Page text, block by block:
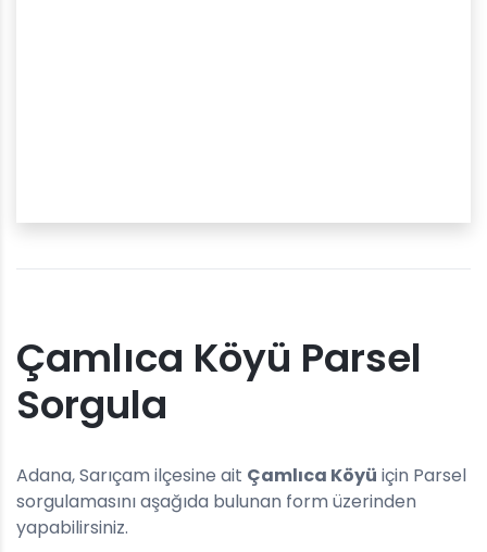
Çamlıca Köyü Parsel
Sorgula
Adana, Sarıçam ilçesine ait Çamlıca Köyü için Parsel
sorgulamasını aşağıda bulunan form üzerinden
yapabilirsiniz.